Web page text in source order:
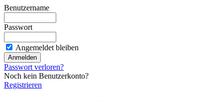
Benutzername
Passwort
Angemeldet bleiben
Passwort verloren?
Noch kein Benutzerkonto?
Registrieren